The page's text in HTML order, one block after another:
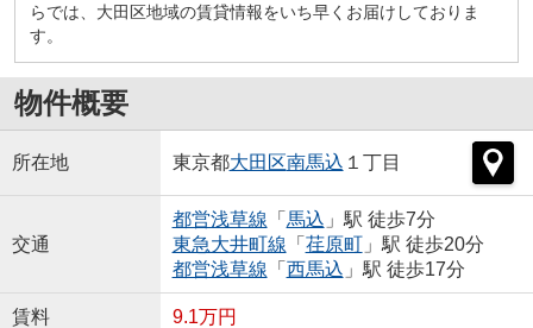
らでは、大田区地域の賃貸情報をいち早くお届けしておりま
す。
物件概要
所在地 東京都大田区南馬込 １丁目
交通
都営浅草線 「 馬込 」駅 徒歩7分
東急大井町線 「 荏原町」駅 徒歩20分
都営浅草線 「 西馬込 」駅 徒歩17分
賃料 9.1万円